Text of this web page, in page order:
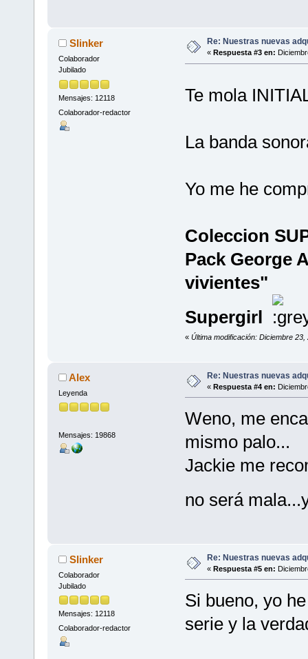
Slinker
Colaborador
Jubilado
Mensajes: 12118
Colaborador-redactor
Re: Nuestras nuevas
« Respuesta #3 en:
Te mola
La banda
Yo me he
Coleccion
Pack George
vivientes"
Supergirl
« Última modificación: Diciembre
Alex
Leyenda
Mensajes: 19868
Re: Nuestras nuevas
« Respuesta #4 en:
Weno, me
mismo palo...
Jackie me
no será
Slinker
Colaborador
Jubilado
Mensajes: 12118
Colaborador-redactor
Re: Nuestras nuevas
« Respuesta #5 en:
Si bueno, yo
serie y la